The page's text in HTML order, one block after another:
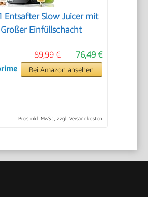
Entsafter Slow Juicer mit
Einfüllschacht
76,49 €
89,99 €
Bei Amazon ansehen
Preis inkl. MwSt., zzgl. Versandkosten